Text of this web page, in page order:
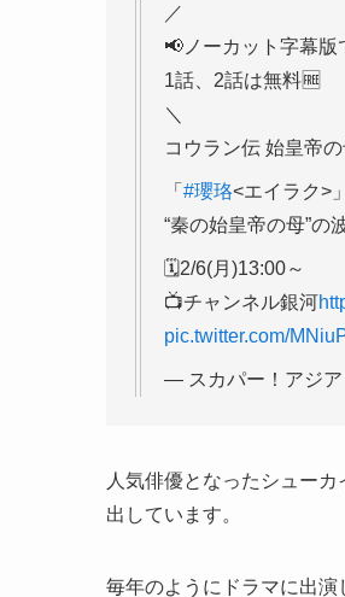
／
📢ノーカット字幕版
1話、2話は無料🆓
＼
コウラン伝 始皇帝
「 #瓔珞<エイラク>
“秦の始皇帝の母”の
🗓️2/6(月)13:00～
📺チャンネル銀河
pic.twitter.com/
— スカパー！アジ
人気俳優となったシュー
出しています。
毎年のようにドラマに出演